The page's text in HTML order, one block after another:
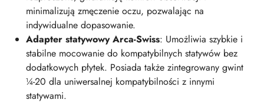
minimalizują zmęczenie oczu, pozwalając na
indywidualne dopasowanie.
Adapter statywowy Arca-Swiss: Umożliwia szybkie i
stabilne mocowanie do kompatybilnych statywów bez
dodatkowych płytek. Posiada także zintegrowany gwint
¼-20 dla uniwersalnej kompatybilności z innymi
statywami.